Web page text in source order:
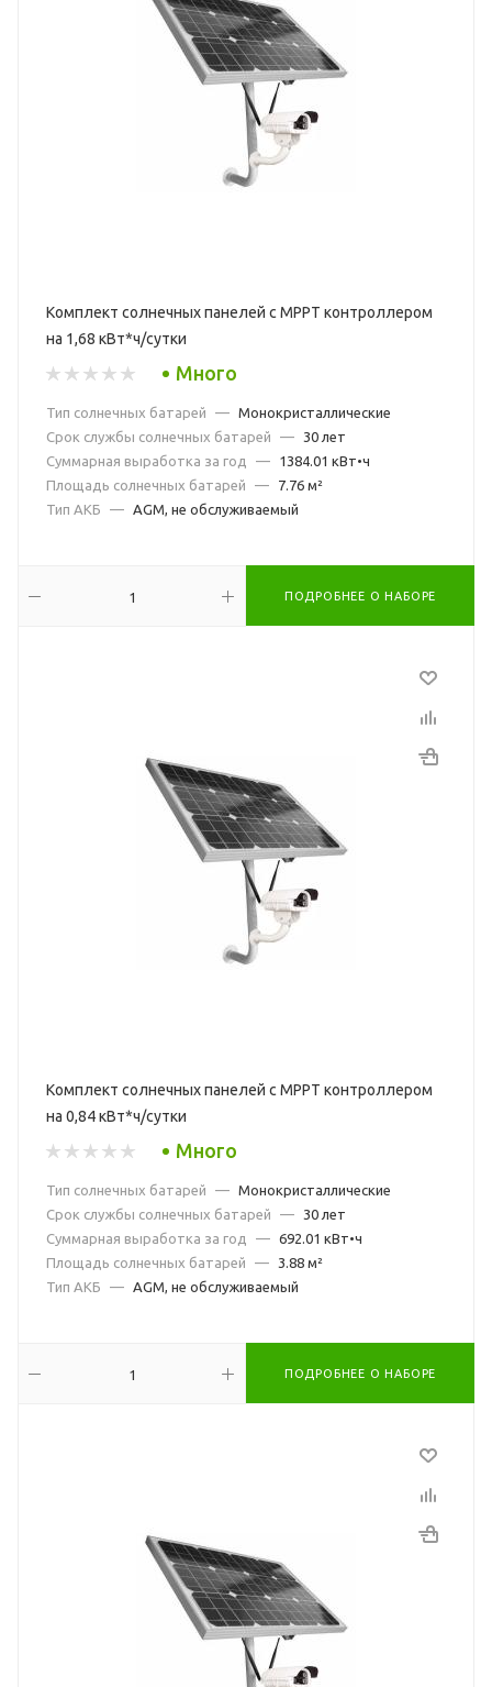
Комплект солнечных панелей с МРРТ контроллером
на 1,68 кВт*ч/сутки
Много
Тип солнечных батарей — Монокристаллические
Срок службы солнечных батарей
—
30 лет
Суммарная выработка за год
—
1384.01 кВт•ч
Площадь солнечных батарей
—
7.76 м²
Тип АКБ
— AGM, не обслуживаемый
ПОДРОБНЕЕ О НАБОРЕ
Комплект солнечных панелей с МРРТ контроллером
на 0,84 кВт*ч/сутки
Много
Тип солнечных батарей — Монокристаллические
Срок службы солнечных батарей
—
30 лет
Суммарная выработка за год
— 692.01 кВт•ч
Площадь солнечных батарей
—
3.88 м²
Тип АКБ
— AGM, не обслуживаемый
ПОДРОБНЕЕ О НАБОРЕ